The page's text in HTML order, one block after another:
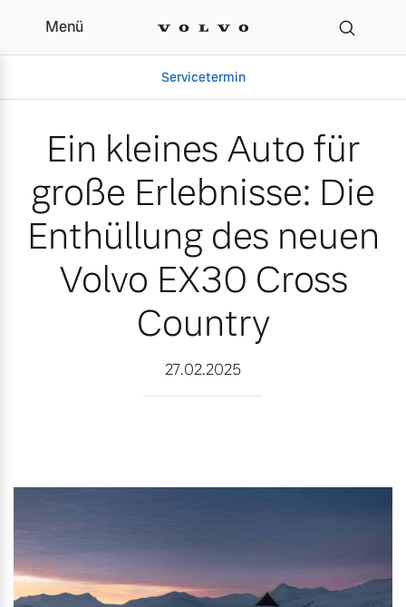
Ein kleines Auto für
Menü
Servicetermin
Aktuelle Zubehörangebote
Volvo Gebrauchtwagenbörse
Zubehörkatalog
Ein kleines Auto für
große Erlebnisse: Die
Enthüllung des neuen
Volvo EX30 Cross
Country
27.02.2025